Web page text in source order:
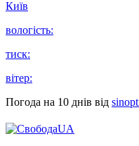
Київ
вологість:
тиск:
вітер:
Погода на 10 днів від